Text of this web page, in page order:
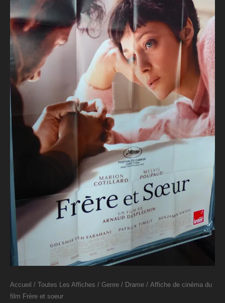
Accueil / Toutes Les Affiches / Genre / Drame / Affiche de cinéma du
film Frère et soeur